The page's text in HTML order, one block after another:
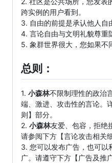
跨实例的用户看到。
3. 自由的前提是承认他人自
4. 言论自由与文明礼貌尊重
5. 象群世界很大，您如果不
总则：
1. 小森林不限制理性的政治
端、激进、攻击性的言论。
则】部分。
2. 小森林友爱、包容，拒绝
请参阅下方【言论攻击相关
3. 您可以发布广告，也可以
广。请遵守下方【广告及推